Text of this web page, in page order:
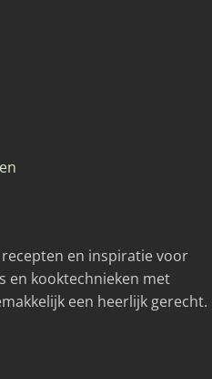
recepten en inspiratie voor
en kooktechnieken met
een heerlijk gerecht.